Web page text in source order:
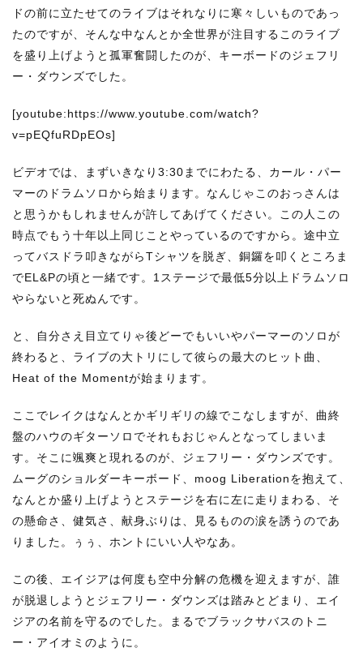
ドの前に立たせてのライブはそれなりに寒々しいものであっ
たのですが、そんな中なんとか全世界が注目するこのライブ
を盛り上げようと孤軍奮闘したのが、キーボードのジェフリ
ー・ダウンズでした。
[youtube:https://www.youtube.com/watch?
v=pEQfuRDpEOs]
ビデオでは、まずいきなり3:30までにわたる、カール・パー
マーのドラムソロから始まります。なんじゃこのおっさんは
と思うかもしれませんが許してあげてください。この人この
時点でもう十年以上同じことやっているのですから。途中立
ってバスドラ叩きながらTシャツを脱ぎ、銅鑼を叩くところま
でEL&Pの頃と一緒です。1ステージで最低5分以上ドラムソロ
やらないと死ぬんです。
と、自分さえ目立てりゃ後どーでもいいやパーマーのソロが
終わると、ライブの大トリにして彼らの最大のヒット曲、
Heat of the Momentが始まります。
ここでレイクはなんとかギリギリの線でこなしますが、曲終
盤のハウのギターソロでそれもおじゃんとなってしまいま
す。そこに颯爽と現れるのが、ジェフリー・ダウンズです。
ムーグのショルダーキーボード、moog Liberationを抱えて、
なんとか盛り上げようとステージを右に左に走りまわる、そ
の懸命さ、健気さ、献身ぶりは、見るものの涙を誘うのであ
りました。ぅぅ、ホントにいい人やなあ。
この後、エイジアは何度も空中分解の危機を迎えますが、誰
が脱退しようとジェフリー・ダウンズは踏みとどまり、エイ
ジアの名前を守るのでした。まるでブラックサバスのトニ
ー・アイオミのように。